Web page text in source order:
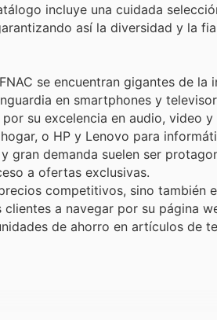
incluye una cuidada
así la diversidad y la
se encuentran gigantes de la
en smartphones y
su excelencia en audio, video
o HP y Lenovo para
gran demanda suelen ser
a ofertas exclusivas.
competitivos, sino también
a navegar por su página
de ahorro en artículos de